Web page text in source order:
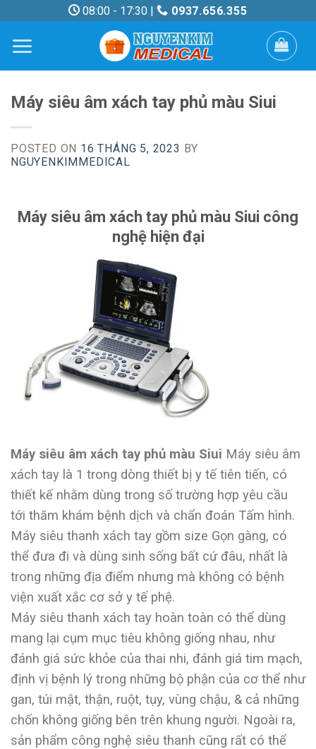
content
08:00 - 17:30 | 0937.656.355
Máy siêu âm xách tay phủ màu Siui
POSTED ON 16 THÁNG 5, 2023 BY
NGUYENKIMMEDICAL
Máy siêu âm xách tay phủ màu Siui công
nghệ hiện đại
Máy siêu âm xách tay phủ màu Siui Máy siêu âm
xách tay là 1 trong dòng thiết bị y tế tiên tiến, có
thiết kế nhằm dùng trong số trường hợp yêu cầu
tới thăm khám bệnh dịch và chẩn đoán Tấm hình.
Máy siêu thanh xách tay gồm size Gọn gàng, có
thể đưa đi và dùng sinh sống bất cứ đâu, nhất là
trong những địa điểm nhưng mà không có bệnh
viện xuất xắc cơ sở y tế phệ.
Máy siêu thanh xách tay hoàn toàn có thể dùng
mang lại cụm mục tiêu không giống nhau, như
đánh giá sức khỏe của thai nhi, đánh giá tim mạch,
định vị bệnh lý trong những bộ phận của cơ thể như
gan, túi mật, thận, ruột, tụy, vùng chậu, & cả những
chốn không giống bên trên khung người. Ngoài ra,
sản phẩm công nghệ siêu thanh cũng rất có thể